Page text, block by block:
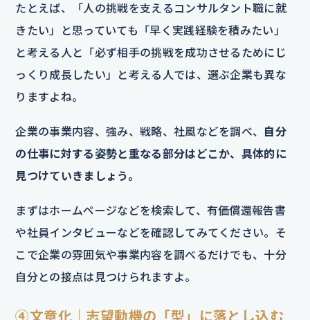
たとえば、「人の挑戦を支えるコンサルタント職に就
きたい」と思っていても「早く実践経験を積みたい」
と考える人と「必ず相手の挑戦を成功させるためにじ
っくり成長したい」と考える人では、選ぶ企業も異な
りますよね。
企業の事業内容、強み、戦略、社風などを調べ、 自分
の仕事に対する姿勢と重なる部分はどこか、具体的に
見つけていきましょう。
まずはホームページなどを検索して、有価償還報告書
や社員インタビューなどを確認してみてください。そ
こで企業の雰囲気や事業内容を調べるだけでも、十分
自分との接点は見つけられますよ。
④文章化｜志望動機の「型」に落とし込む